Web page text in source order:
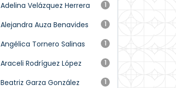
1
Adelina Velázquez Herrera
1
Alejandra Auza Benavides
1
Angélica Tornero Salinas
1
Araceli Rodríguez López
1
Beatriz Garza González